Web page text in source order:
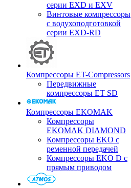
серии EXD и EXV
Винтовые компрессоры
с водухоподготовкой
серии EXD-RD
Компрессоры ET-Compressors
Передвижные
компрессоры ET SD
Компрессоры EKOMAK
Компрессоры
EKOMAK DIAMOND
Компрессоры EKO c
ременной передачей
Компрессоры EKO D с
прямым приводом